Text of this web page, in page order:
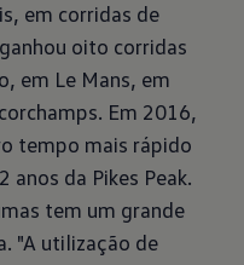
em corridas de
oito corridas
em Le Mans, em
Em 2016,
tempo mais rápido
da Pikes Peak.
tem um grande
"A utilização de